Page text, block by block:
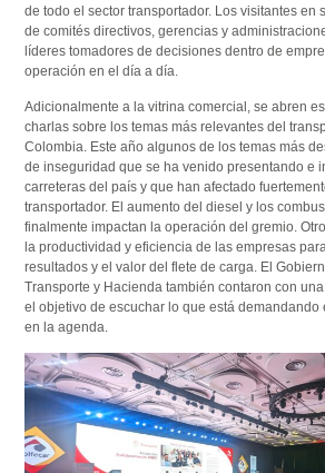
de todo el sector transportador. Los visitantes en
de comités directivos, gerencias y
líderes tomadores de decisiones dentro de
operación en el día a día.
Adicionalmente a la vitrina comercial, se abren
charlas sobre los temas más relevantes del
Colombia. Este año algunos de los temas más
de inseguridad que se ha venido presentando e
carreteras del país y que han afectado
transportador. El aumento del diesel y los
finalmente impactan la operación del gremio.
la productividad y eficiencia de las empresas
resultados y el valor del flete de carga. El
Transporte y Hacienda también contaron con
el objetivo de escuchar lo que está demandando
en la agenda.